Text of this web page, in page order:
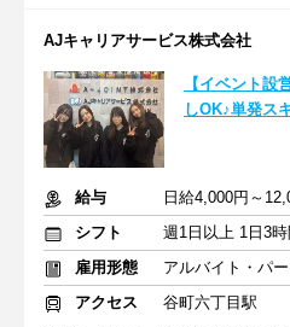
AJキャリアサービス株式会社
【イベント設
しOK♪単発ス
給与
日給4,000円～
シフト
雇用形態
アルバイト・パー
アクセス
谷町六丁目駅